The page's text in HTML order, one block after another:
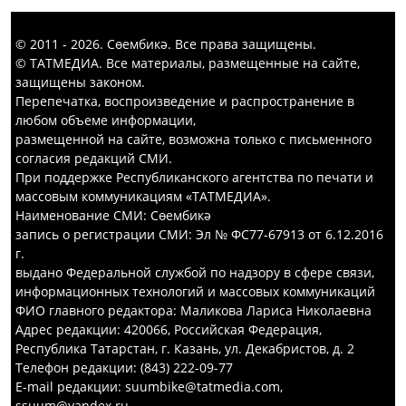
© 2011 - 2026. Сөембикә. Все права защищены.
© ТАТМЕДИА. Все материалы, размещенные на сайте,
защищены законом.
Перепечатка, воспроизведение и распространение в
любом объеме информации,
размещенной на сайте, возможна только с письменного
согласия редакций СМИ.
При поддержке Республиканского агентства по печати и
массовым коммуникациям «ТАТМЕДИА».
Наименование СМИ: Сөембикә
запись о регистрации СМИ: Эл № ФС77-67913 от 6.12.2016
г.
выдано Федеральной службой по надзору в сфере связи,
информационных технологий и массовых коммуникаций
ФИО главного редактора: Маликова Лариса Николаевна
Адрес редакции: 420066, Российская Федерация,
Республика Татарстан, г. Казань, ул. Декабристов, д. 2
Телефон редакции: (843) 222-09-77
E-mail редакции: suumbike@tatmedia.com,